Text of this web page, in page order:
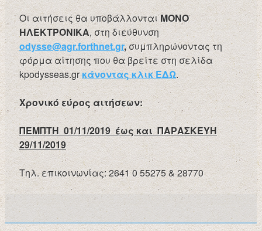
Οι αιτήσεις θα υποβάλλονταιΜΟΝΟ
ΗΛΕΚΤΡΟΝΙΚΑ, στη διεύθυνση
odysse@agr.forthnet.gr,συμπληρώνοντας τη
φόρμα αίτησης που θα βρείτε στη σελίδα
kpodysseas.grκάνοντας κλικ ΕΔΩ.
Χρονικό εύρος αιτήσεων:
ΠΕΜΠΤΗ 01/11/2019 έως και ΠΑΡΑΣΚΕΥΗ
29/11/2019
Τηλ. επικοινωνίας: 2641 0 55275 & 28770